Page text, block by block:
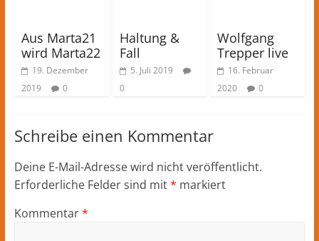
Aus Marta21
wird Marta22
19. Dezember
2019
0
Haltung &
Fall
5. Juli 2019
0
Wolfgang
Trepper live
16. Februar
2020
0
Schreibe einen Kommentar
Deine E-Mail-Adresse wird nicht veröffentlicht.
Erforderliche Felder sind mit* markiert
Kommentar*